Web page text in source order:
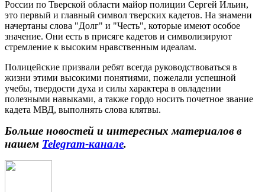
России по Тверской области майор полиции Сергей Ильин,
это первый и главный символ тверских кадетов. На знамени
начертаны слова "Долг" и "Честь", которые имеют особое
значение. Они есть в присяге кадетов и символизируют
стремление к высоким нравственным идеалам.
Полицейские призвали ребят всегда руководствоваться в
жизни этими высокими понятиями, пожелали успешной
учебы, твердости духа и силы характера в овладении
полезными навыками, а также гордо носить почетное звание
кадета МВД, выполнять слова клятвы.
Больше новостей и интересных материалов в
нашем Telegram-канале.